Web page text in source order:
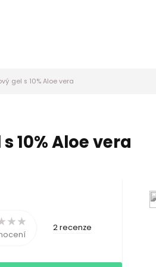
gel s 10% Aloe vera
10% Aloe vera
2 recenze